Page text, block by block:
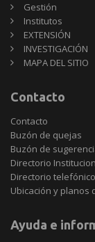
Gestión
Institutos
EXTENSIÓN
INVESTIGACIÓN
MAPA DEL SITIO
Contacto
Contacto
Buzón de quejas
Buzón de
Directorio
Directorio
Ubicación y planos
Ayuda e